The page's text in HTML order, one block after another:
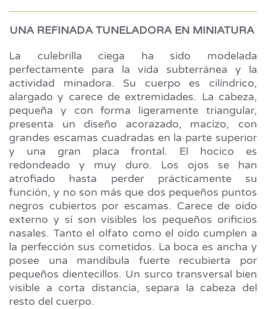
UNA REFINADA TUNELADORA EN MINIATURA
La culebrilla ciega ha sido modelada
perfectamente para la vida subterránea y la
actividad minadora. Su cuerpo es cilíndrico,
alargado y carece de extremidades. La cabeza,
pequeña y con forma ligeramente triangular,
presenta un diseño acorazado, macizo, con
grandes escamas cuadradas en la parte superior
y una gran placa frontal. El hocico es
redondeado y muy duro. Los ojos se han
atrofiado hasta perder prácticamente su
función, y no son más que dos pequeños puntos
negros cubiertos por escamas. Carece de oído
externo y sí son visibles los pequeños orificios
nasales. Tanto el olfato como el oído cumplen a
la perfección sus cometidos. La boca es ancha y
posee una mandíbula fuerte recubierta por
pequeños dientecillos. Un surco transversal bien
visible a corta distancia, separa la cabeza del
resto del cuerpo.